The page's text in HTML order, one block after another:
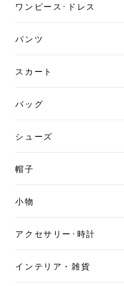
ワンピース･ドレス
パンツ
スカート
バッグ
シューズ
帽子
小物
アクセサリー･時計
インテリア・雑貨